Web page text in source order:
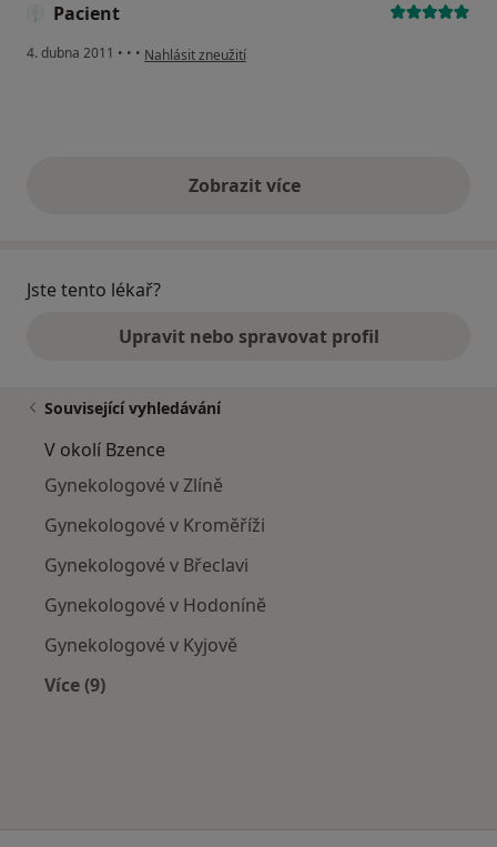
Pacient
4. dubna 2011 • • • podle názoru uživatele Pacient
Nahlásit zneužití
Zobrazit vícevýše uvedené názory
Jste tento lékař?
Upravit nebo spravovat profil
Související vyhledávání
V okolí Bzence
Gynekologové v Zlíně
Gynekologové v Kroměříži
Gynekologové v Břeclavi
Gynekologové v Hodoníně
Gynekologové v Kyjově
Více (9)